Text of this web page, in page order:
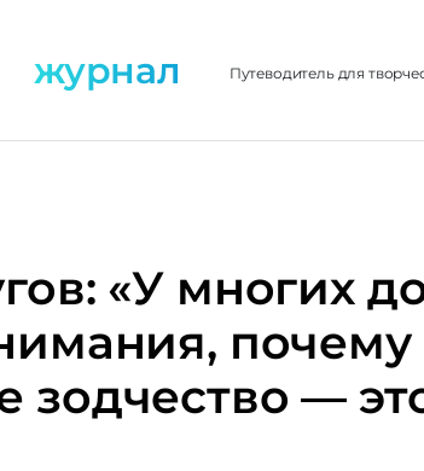
журнал Путеводитель для
«У многих
почему
зодчество —